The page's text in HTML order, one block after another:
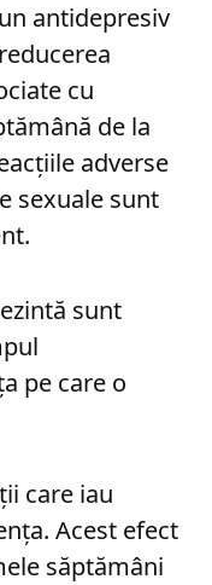
antidepresiv
cu
de la
adverse
sexuale sunt
sunt
pe care o
care iau
Acest efect
săptămâni